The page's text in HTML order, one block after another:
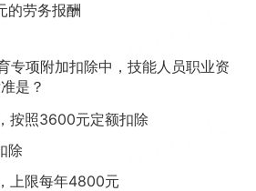
的劳务报酬
专项附加扣除中，技能人员职业资
是？
按照3600元定额扣除
除
上限每年4800元